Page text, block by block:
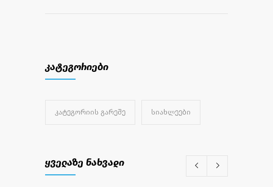
კატეგორიები
ᲙᲐᲢᲔᲒᲝᲠᲘᲘᲡ ᲒᲐᲠᲔᲨᲔ ᲡᲘᲐᲮᲚᲔᲔᲑᲘ
ყველაზე ნახვადი